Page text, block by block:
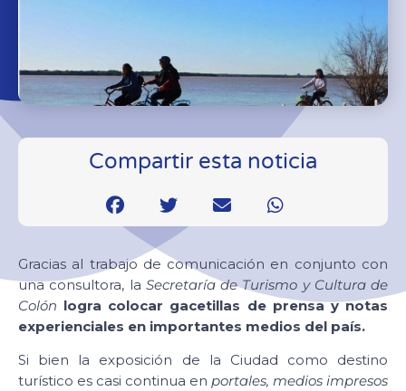
Compartir esta noticia
Gracias al trabajo de comunicación en conjunto con
una consultora, la Secretaría de Turismo y Cultura de
Colón logra colocar gacetillas de prensa y notas
experienciales en importantes medios del país.
Si bien la exposición de la Ciudad como destino
turístico es casi continua en portales, medios impresos